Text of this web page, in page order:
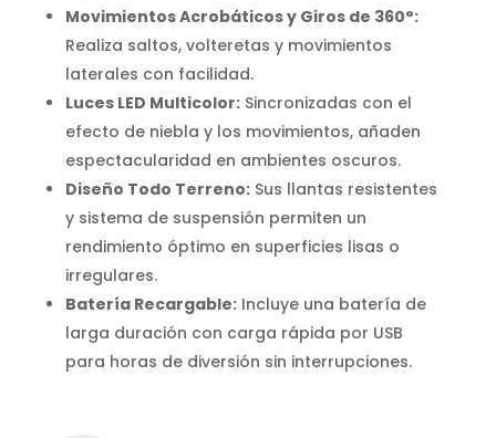
Movimientos Acrobáticos y Giros de 360°:
Realiza saltos, volteretas y movimientos
laterales con facilidad.
Luces LED Multicolor:Sincronizadas con el
efecto de niebla y los movimientos, añaden
espectacularidad en ambientes oscuros.
Diseño Todo Terreno:Sus llantas resistentes
y sistema de suspensión permiten un
rendimiento óptimo en superficies lisas o
irregulares.
Batería Recargable:Incluye una batería de
larga duración con carga rápida por USB
para horas de diversión sin interrupciones.